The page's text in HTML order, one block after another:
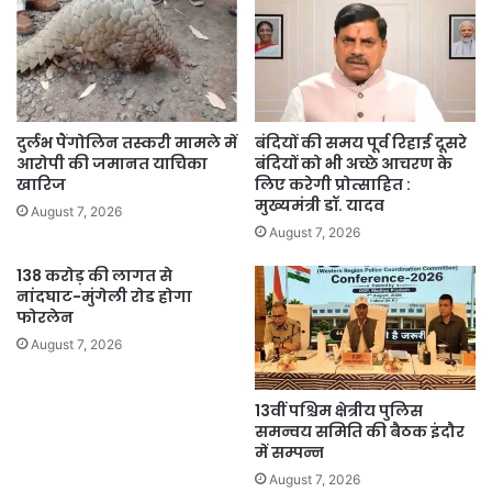
दुर्लभ पैंगोलिन तस्करी मामले में
आरोपी की जमानत याचिका
खारिज
August 7, 2026
बंदियों की समय पूर्व रिहाई दूसरे
बंदियों को भी अच्छे आचरण के
लिए करेगी प्रोत्साहित :
मुख्यमंत्री डॉ. यादव
August 7, 2026
138 करोड़ की लागत से
नांदघाट-मुंगेली रोड होगा
फोरलेन
August 7, 2026
13वीं पश्चिम क्षेत्रीय पुलिस
समन्वय समिति की बैठक इंदौर
में सम्पन्न
August 7, 2026